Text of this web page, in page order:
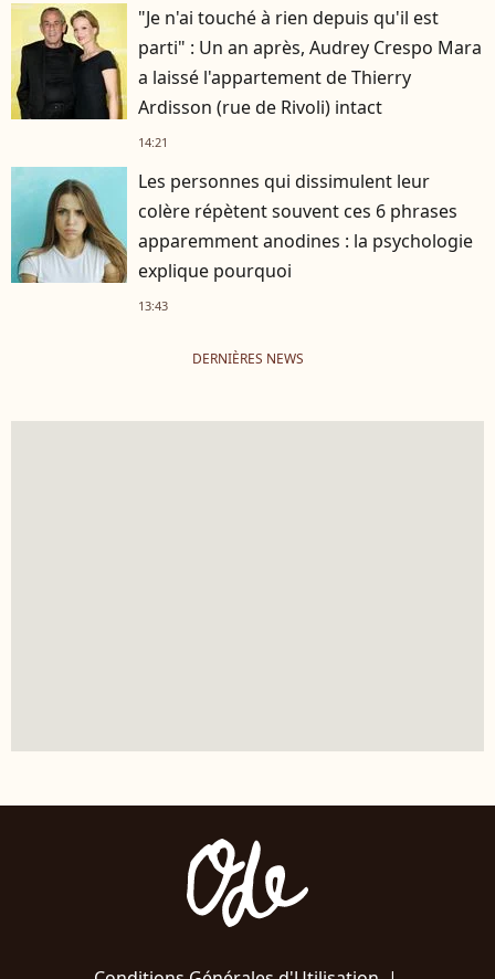
"Je n'ai touché à rien depuis qu'il est
parti" : Un an après, Audrey Crespo Mara
a laissé l'appartement de Thierry
Ardisson (rue de Rivoli) intact
14:21
Les personnes qui dissimulent leur
colère répètent souvent ces 6 phrases
apparemment anodines : la psychologie
explique pourquoi
13:43
DERNIÈRES NEWS